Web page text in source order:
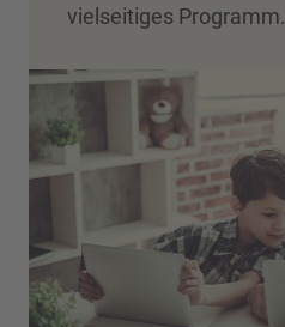
vielseitiges Programm.